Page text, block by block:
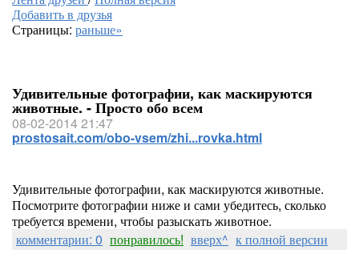
Добавить в друзья
Страницы: раньше»
Удивительные фотографии, как маскируются
животные. - Просто обо всем
08-02-2014 21:47
prostosait.com/obo-vsem/zhi...rovka.html
Удивительные фотографии, как маскируются животные.
Посмотрите фотографии ниже и сами убедитесь, сколько
требуется времени, чтобы разыскать животное.
комментарии: 0 понравилось! вверх^ к полной версии